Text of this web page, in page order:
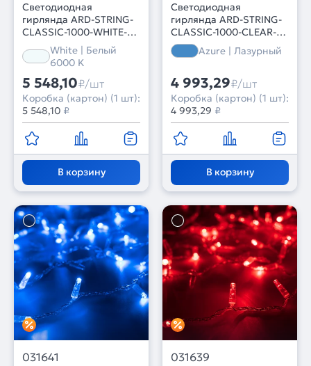
Светодиодная
гирлянда ARD-STRING-
CLASSIC-1000-WHITE-
100LED-PULSE White
(230V, 7W) (Ardecoled,
IP65, 1 год)
White | Белый
6000 K
5 548,10₽/шт
Коробка (картон) (1 шт):
5 548,10 ₽
В корзину
Светодиодная
гирлянда ARD-STRING-
CLASSIC-1000-CLEAR-
100LED-PULSE Azure
(230V, 7W) (Ardecoled,
Azure | Лазурный
4 993,29₽/шт
Коробка (картон) (1 шт):
4 993,29 ₽
В корзину
031641 031639